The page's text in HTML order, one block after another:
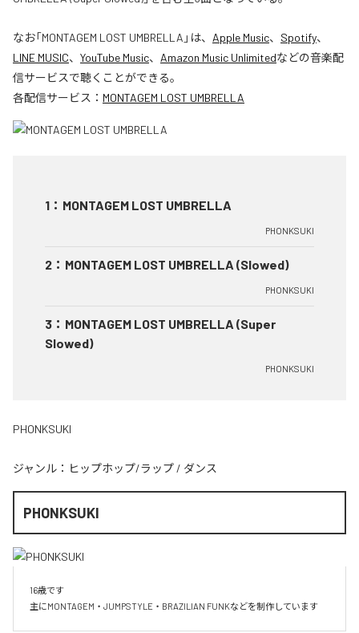
なお「MONTAGEM LOST UMBRELLA 」は、 Apple Music、 Spotify、
LINE MUSIC、 YouTube Music、 Amazon Music Unlimitedなどの音楽配
信サービスで聴くことができる。
各配信サービス： MONTAGEM LOST UMBRELLA
1 ： MONTAGEM LOST UMBRELLA
PHONKSUKI
2 ： MONTAGEM LOST UMBRELLA (Slowed)
PHONKSUKI
3 ： MONTAGEM LOST UMBRELLA (Super
Slowed)
PHONKSUKI
PHONKSUKI
ジャンル： ヒップホップ/ラップ / ダンス
PHONKSUKI
16歳です
主にMONTAGEM・JUMPSTYLE・BRAZILIAN FUNKなどを制作しています